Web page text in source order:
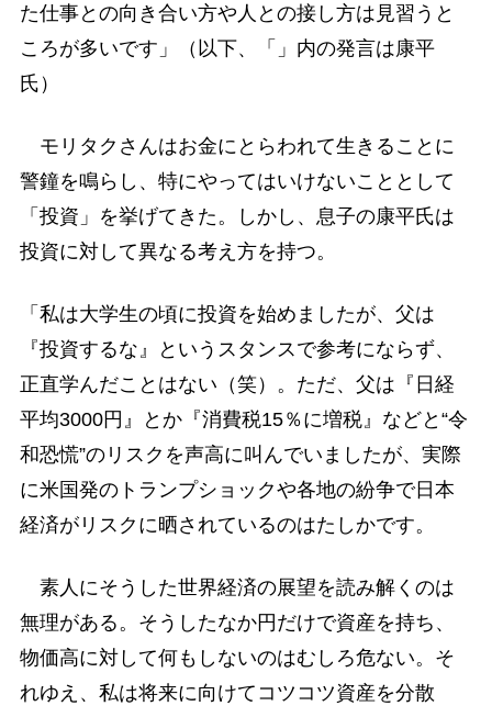
た仕事との向き合い方や人との接し方は見習うと
ころが多いです」（以下、「」内の発言は康平
氏）
モリタクさんはお金にとらわれて生きることに
警鐘を鳴らし、特にやってはいけないこととして
「投資」を挙げてきた。しかし、息子の康平氏は
投資に対して異なる考え方を持つ。
「私は大学生の頃に投資を始めましたが、父は
『投資するな』というスタンスで参考にならず、
正直学んだことはない（笑）。ただ、父は『日経
平均3000円』とか『消費税15％に増税』などと“令
和恐慌”のリスクを声高に叫んでいましたが、実際
に米国発のトランプショックや各地の紛争で日本
経済がリスクに晒されているのはたしかです。
素人にそうした世界経済の展望を読み解くのは
無理がある。そうしたなか円だけで資産を持ち、
物価高に対して何もしないのはむしろ危ない。そ
れゆえ、私は将来に向けてコツコツ資産を分散